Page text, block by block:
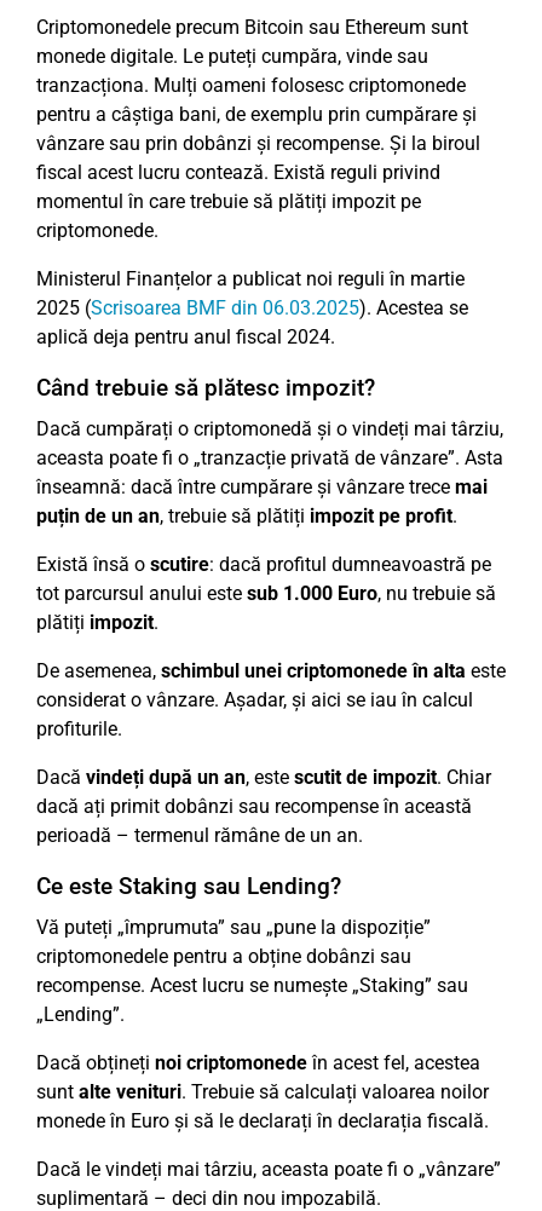
Criptomonedele precum Bitcoin sau Ethereum sunt
monede digitale. Le puteți cumpăra, vinde sau
tranzacționa. Mulți oameni folosesc criptomonede
pentru a câștiga bani, de exemplu prin cumpărare și
vânzare sau prin dobânzi și recompense. Și la biroul
fiscal acest lucru contează. Există reguli privind
momentul în care trebuie să plătiți impozit pe
criptomonede.
Ministerul Finanțelor a publicat noi reguli în martie
2025 (Scrisoarea BMF din 06.03.2025). Acestea se
aplică deja pentru anul fiscal 2024.
Când trebuie să plătesc impozit?
Dacă cumpărați o criptomonedă și o vindeți mai târziu,
aceasta poate fi o „tranzacție privată de vânzare”. Asta
înseamnă: dacă între cumpărare și vânzare trece mai
puțin de un an, trebuie să plătiți impozit pe profit.
Există însă o scutire: dacă profitul dumneavoastră pe
tot parcursul anului este sub 1.000 Euro, nu trebuie să
plătiți impozit.
De asemenea, schimbul unei criptomonede în alta este
considerat o vânzare. Așadar, și aici se iau în calcul
profiturile.
Dacă vindeți după un an, este scutit de impozit. Chiar
dacă ați primit dobânzi sau recompense în această
perioadă – termenul rămâne de un an.
Ce este Staking sau Lending?
Vă puteți „împrumuta” sau „pune la dispoziție”
criptomonedele pentru a obține dobânzi sau
recompense. Acest lucru se numește „Staking” sau
„Lending”.
Dacă obțineți noi criptomonedeîn acest fel, acestea
sunt alte venituri. Trebuie să calculați valoarea noilor
monede în Euro și să le declarați în declarația fiscală.
Dacă le vindeți mai târziu, aceasta poate fi o „vânzare”
suplimentară – deci din nou impozabilă.